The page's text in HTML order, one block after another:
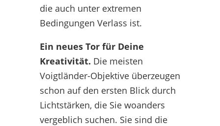
die auch unter extremen
Bedingungen Verlass ist.
Ein neues Tor für Deine
Kreativität. Die meisten
Voigtländer-Objektive überzeugen
schon auf den ersten Blick durch
Lichtstärken, die Sie woanders
vergeblich suchen. Sie sind die